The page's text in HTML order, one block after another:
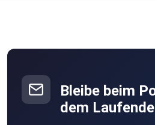
Bleibe beim
dem